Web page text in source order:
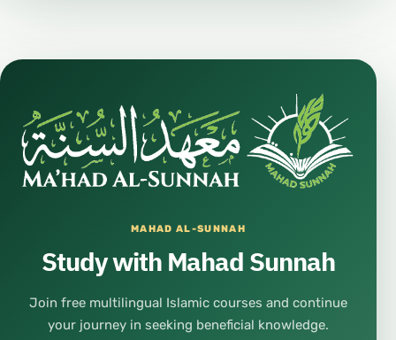
MAHAD AL-SUNNAH
Study with Mahad Sunnah
Join free multilingual Islamic courses and continue
your journey in seeking beneficial knowledge.